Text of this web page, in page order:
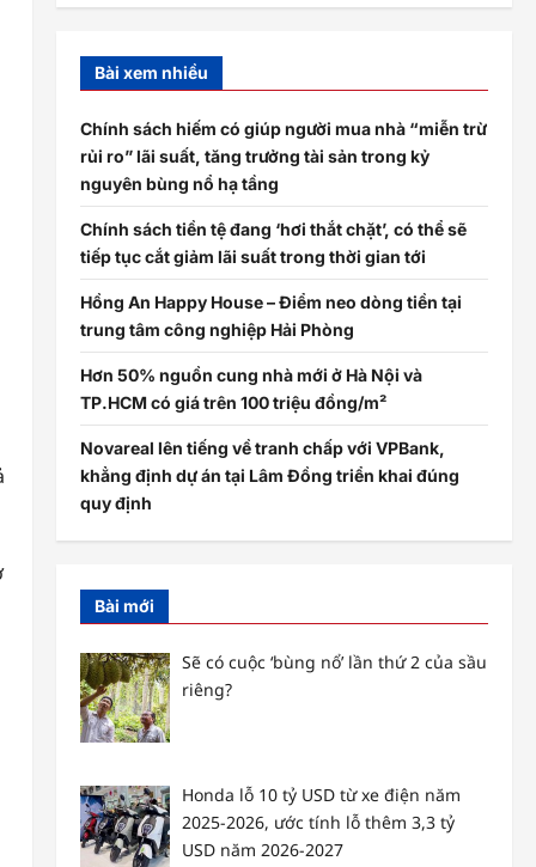
Bài xem nhiều
Chính sách hiếm có giúp người mua nhà “miễn trừ
rủi ro” lãi suất, tăng trưởng tài sản trong kỷ
nguyên bùng nổ hạ tầng
Chính sách tiền tệ đang ‘hơi thắt chặt’, có thể sẽ
tiếp tục cắt giảm lãi suất trong thời gian tới
Hồng An Happy House – Điểm neo dòng tiền tại
trung tâm công nghiệp Hải Phòng
Hơn 50% nguồn cung nhà mới ở Hà Nội và
TP.HCM có giá trên 100 triệu đồng/m²
Novareal lên tiếng về tranh chấp với VPBank,
khẳng định dự án tại Lâm Đồng triển khai đúng
quy định
Bài mới
Sẽ có cuộc ‘bùng nổ’ lần thứ 2 của sầu
riêng?
Honda lỗ 10 tỷ USD từ xe điện năm
2025-2026, ước tính lỗ thêm 3,3 tỷ
USD năm 2026-2027